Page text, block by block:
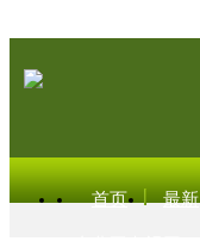
首页 最新